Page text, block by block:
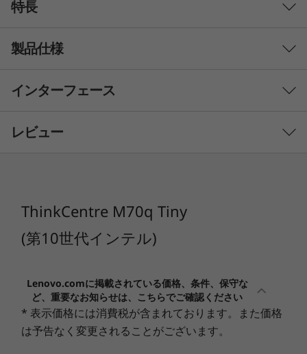
世
代
イ
テ
特長
省スペースとパフォーマンスの両立
ThinkCentre M70q Tinyは、コンパクトなボディ
に第10世代インテル ® Core™ プロセッサーを選
製品仕様
Windows 11 Pro (64bit) - Lenovoはビジネスに Windows
11 Pro をお勧めします
Windows 10 Pro 64bitから選択可能
プロセッサー
ファミリー(カスタマイズによる選択)
インテルvPro対応
非対応
インターフェース
-コンボジャック
レビュー
ThinkCentre M70q Tiny
(第10世代インテル)
Lenovo.comに掲載されている価格、条件、保守な
ど、重要なお知らせは、こちらでご確認ください
* 表示価格には消費税が含まれております。また価格
は予告なく変更されることがございます。